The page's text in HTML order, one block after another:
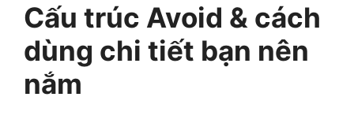
Cấu trúc Avoid & cách
dùng chi tiết bạn nên
nắm